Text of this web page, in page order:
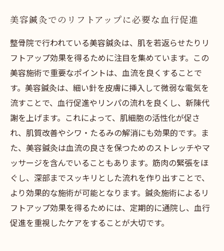
美容鍼灸でのリフトアップに必要な血行促進
整骨院で行われている美容鍼灸は、肌を若返らせたりリ
フトアップ効果を得るために注目を集めています。この
美容施術で重要なポイントは、血流を良くすることで
す。美容鍼灸は、細い針を皮膚に挿入して微弱な電気を
流すことで、血行促進やリンパの流れを良くし、新陳代
謝を上げます。これによって、肌細胞の活性化が促さ
れ、肌質改善やシワ・たるみの解消にも効果的です。ま
た、美容鍼灸は血流の良さを保つためのストレッチやマ
ッサージを含んでいることもあります。筋肉の緊張をほ
ぐし、深部までスッキリとした流れを作り出すことで、
より効果的な施術が可能となります。鍼灸施術によるリ
フトアップ効果を得るためには、定期的に通院し、血行
促進を重視したケアをすることが大切です。